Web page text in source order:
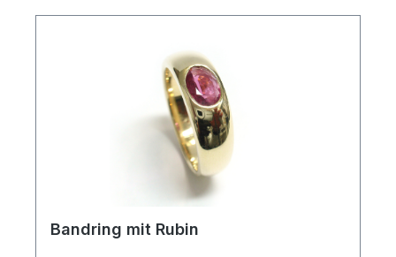
Bandring mit Rubin